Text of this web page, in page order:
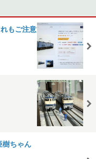
もご注意
樹ちゃん